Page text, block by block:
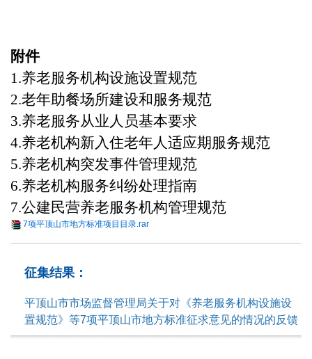
附件
1.养老服务机构设施设置规范
2.老年助餐场所建设和服务规范
3.养老服务从业人员基本要求
4.养老机构新入住老年人适应期服务规范
5.养老机构突发事件管理规范
6.养老机构服务纠纷处理指南
7.公建民营养老服务机构管理规范
7项平顶山市地方标准项目目录.rar
征集结果：
平顶山市市场监督管理局关于对《养老服务机构设施设
置规范》等7项平顶山市地方标准征求意见的情况的反馈